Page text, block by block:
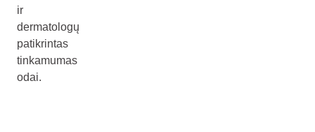
ir
dermatologų
patikrintas
tinkamumas
odai.